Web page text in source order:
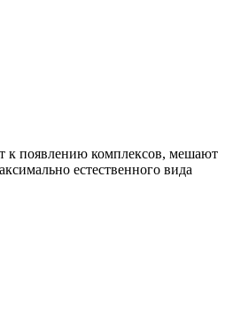
к появлению комплексов, мешают
естественного вида